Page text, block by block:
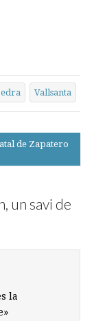
Vallsanta
de Zapatero
un savi de
la